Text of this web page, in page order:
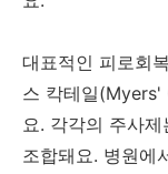
대표적인 피로회
스 칵테일(Myers'
요. 각각의 주사
조합돼요. 병원에